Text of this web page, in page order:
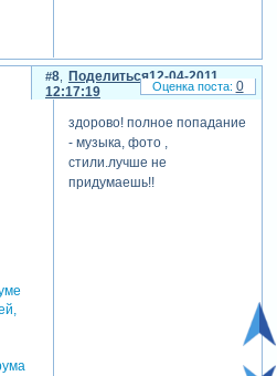
Поделиться
8
12-04-2011
12:17:19
здорово! полное попадание
- музыка, фото ,
стили.лучше не
придумаешь!!
0